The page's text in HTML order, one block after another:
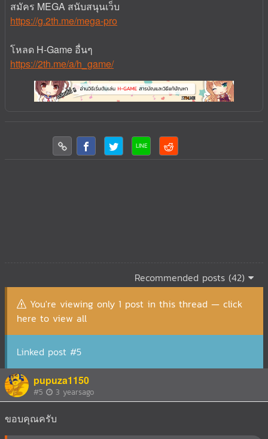
สมัคร MEGA สนับสนุนเว็บ
https://g.2th.me/mega-pro
โหลด H-Game อื่นๆ
https://2th.me/a/h_game/
Recommended posts (42)
You're viewing only 1 post in this thread — click
here to view all
Linked post #5
pupuza1150
#5 3 yearsago
ขอบคุณครับ